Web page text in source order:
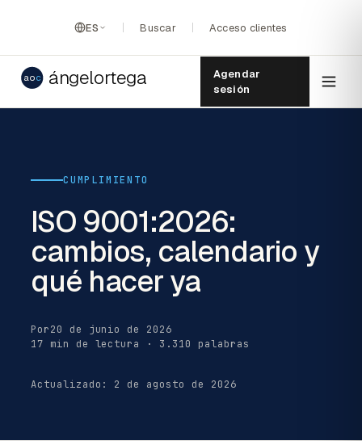
ES Buscar Acceso clientes
aoc ángelortega
Agendar
sesión
CUMPLIMIENTO
ISO 9001:2026:
cambios, calendario y
qué hacer ya
Por20 de junio de 2026
17 min de lectura · 3.310 palabras
Actualizado: 2 de agosto de 2026